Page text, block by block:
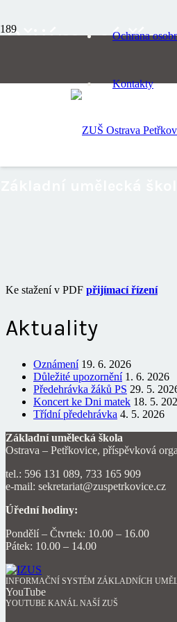
Ochrana
Kontakty
Přijímací
Ke stažení v PDF přijímací řízení
Aktuality
Oznámení 19. 6. 2026
Důležité upozornění 1. 6. 2026
Předehrávka žáků PS 29. 5.
Koncert ke Dni matek 18. 5.
Třídní předehrávka 4. 5. 2026
Základní umělecká škola
Ostrava – Petřkovice, příspěvková
tel.: 596 131 089, 733 165 909
e-mail: sekretariat@zuspetrkovice.cz
Úřední hodiny:
Pondělí – Čtvrtek: 10.00 – 16.00
Pátek: 10.00 – 14.00
INFORMAČNÍ SYSTÉM ZÁKLADNÍCH
YouTube
YOUTUBE KANÁL NAŠÍ ZUŠ